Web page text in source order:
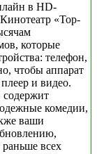
в HD-
«Top-
которые
телефон,
чтобы аппарат
и видео.
содержит
комедии,
ваши
всех